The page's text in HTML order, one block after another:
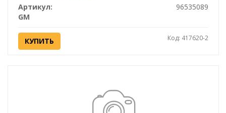
Артикул:
96535089
GM
КУПИТЬ Код: 417620-2